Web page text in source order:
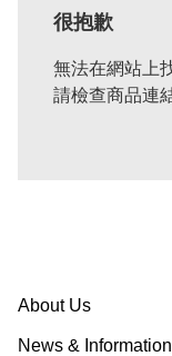
很抱歉
無法在網站上
請檢查商品連
About Us
News & Information